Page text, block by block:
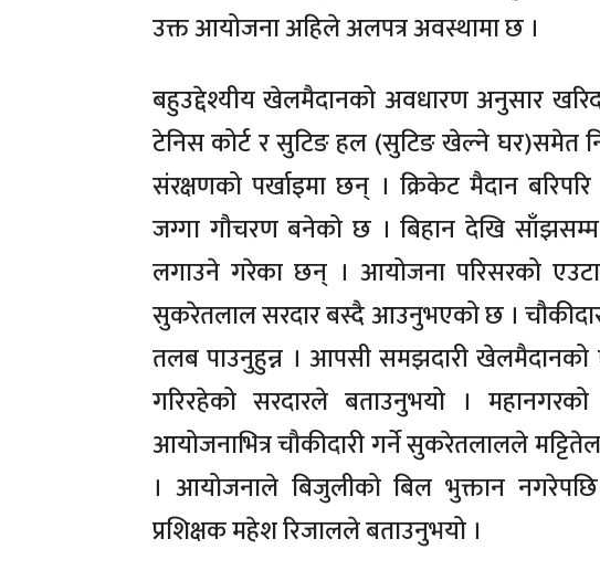
उक्त आयोजना अहिले अलपत्र अवस्थामा छ ।
बहुउद्देश्यीय खेलमैदानको अवधारण अनुसार
टेनिस कोर्ट र सुटिङ हल (सुटिङ खेल्ने घर)समेत
संरक्षणको पर्खाइमा छन् । क्रिकेट मैदान
जग्गा गौचरण बनेको छ । बिहान देखि साँझसम्म
लगाउने गरेका छन् । आयोजना परिसरको
सुकरेतलाल सरदार बस्दै आउनुभएको छ ।
तलब पाउनुहुन्न । आपसी समझदारी खेलमैदानको
गरिरहेको सरदारले बताउनुभयो ।
आयोजनाभित्र चौकीदारी गर्ने सुकरेतलालले
। आयोजनाले बिजुलीको बिल भुक्तान
प्रशिक्षक महेश रिजालले बताउनुभयो ।